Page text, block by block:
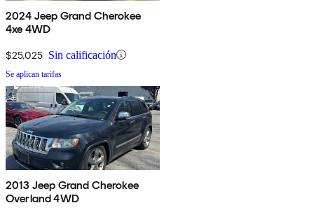
2024 Jeep Grand Cherokee
4xe 4WD
$25,025 Sin calificación
Se aplican tarifas
2013 Jeep Grand Cherokee
Overland 4WD